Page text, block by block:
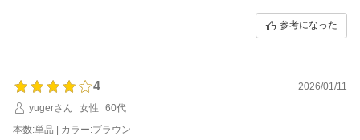
ないです。ただ、染めた次の日は髪の広がりが気になったので、
参考になった
4
2026/01/11
yugerさん
女性
60代
本数:単品 | カラー:ブラウン